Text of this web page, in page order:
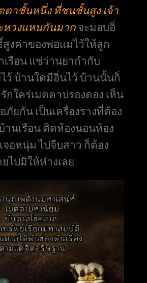
ตาชั้นหนึ่ง ที่ชนชั้นสูง เจ้า
หวงแหนกันมาก จะมอบอิ่
งค่าของพ่อแม่ไว้ให้ลูก
เรือน แช่ว่านยากำกับ
ว้ บ้านใดมีอิ่นไว้ บ้านนั้นก็
กใคร่เมตตาปรองดอง เห็น
ภัยกัน เป็นเครื่องรางที่ต้อง
นเรือน ติดห้องนอนห้อง
จอหนุ่ม ไปจีบสาว ก็ต้อง
ไปมิให้ห่างเลย